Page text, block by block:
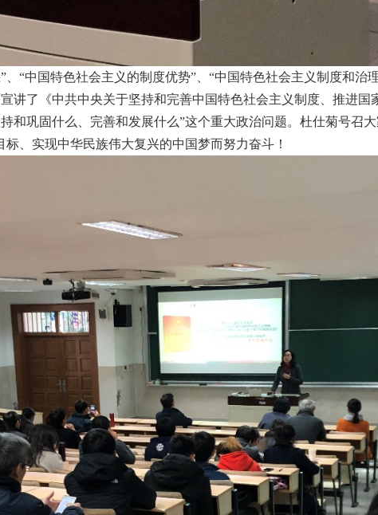
“中国特色社会主义的制度优势”、 “中国特色社会主义制度和治
讲了《中共中央关于坚持和完善中国特色社会主义制度、推进
和巩固什么、完善和发展什么”这个重大政治问题。杜仕菊号召
、实现中华民族伟大复兴的中国梦而努力奋斗！